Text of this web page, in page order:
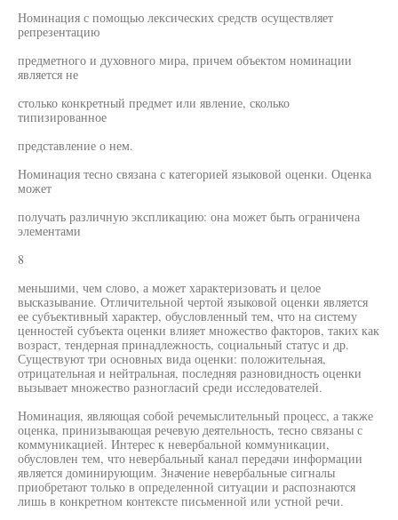
Номинация с помощью лексических средств осуществляет
репрезентацию
предметного и духовного мира, причем объектом номинации
является не
столько конкретный предмет или явление, сколько
типизированное
представление о нем.
Номинация тесно связана с категорией языковой оценки. Оценка
может
получать различную экспликацию: она может быть ограничена
элементами
8
меньшими, чем слово, а может характеризовать и целое
высказывание. Отличительной чертой языковой оценки является
ее субъективный характер, обусловленный тем, что на систему
ценностей субъекта оценки влияет множество факторов, таких как
возраст, тендерная принадлежность, социальный статус и др.
Существуют три основных вида оценки: положительная,
отрицательная и нейтральная, последняя разновидность оценки
вызывает множество разногласий среди исследователей.
Номинация, являющая собой речемыслительный процесс, а также
оценка, принизывающая речевую деятельность, тесно связаны с
коммуникацией. Интерес к невербальной коммуникации,
обусловлен тем, что невербальный канал передачи информации
является доминирующим. Значение невербальные сигналы
приобретают только в определенной ситуации и распознаются
лишь в конкретном контексте письменной или устной речи.